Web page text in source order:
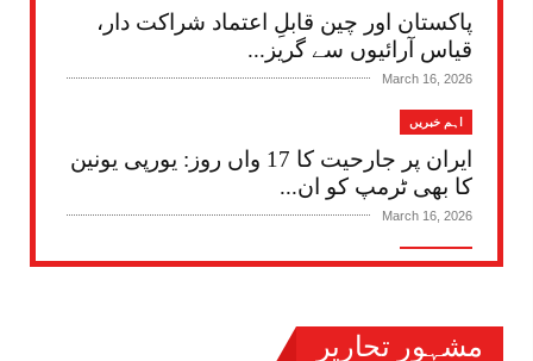
پاکستان اور چین قابلِ اعتماد شراکت دار،
قیاس آرائیوں سے گریز...
March 16, 2026
اہم خبریں
ایران پر جارحیت کا 17 واں روز: یورپی یونین
کا بھی ٹرمپ کو ان...
March 16, 2026
اہم خبریں
ساہیوال میں ’’دیوارِ شفقت‘...
March 16, 2026
مشہور تحاریر